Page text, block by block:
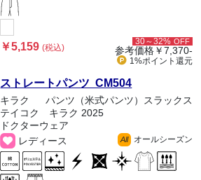
￥5,159(税込)
30～32% OFF
参考価格￥7,370-
1%ポイント 還元
ストレートパンツ CM504
キラク
パンツ（米式パンツ）スラックス
テイコク キラク 2025
ドクターウェア
レディース
All オールシーズン